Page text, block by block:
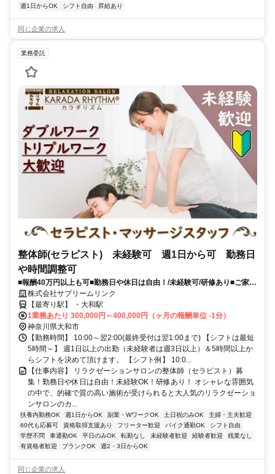
週1日からOK シフト自由 昇給あり
同じ企業の求人
業務委託
整体師(セラピスト) 未経験可 週1日から可 勤務日
や時間調整可
■報酬40万円以上も可■勤務日や休日は自由！/未経験可/研修あり■ご家族
やプライベート最優先のシフト可能
株式会社サプリームリンク
【最寄り駅】 ・大和駅
1業務あたり 300,000円～400,000円（ヶ月の報酬単位 -1分）
神奈川県大和市
【勤務時間】 10:00～翌2:00(最終受付は翌1:00まで) 【シフトは最短
5時間～】 週1日以上の出勤（未経験者は週3日以上）＆5時間以上か
らシフトを決めて頂けます。 【シフト例】 10:0...
【仕事内容】 リラクゼーションサロンの整体師（セラピスト）募
集！勤務日や休日は自由！未経験OK！研修あり！ オシャレな雰囲気
の中で、的確で質の高い施術が受けられると大人気のリラクゼーショ
ンサロンのカ...
扶養内勤務OK 週1日からOK 副業・WワークOK 土日祝のみOK
主婦・主夫歓迎
60代も応募可
資格取得支援あり フリーター歓迎 バイク通勤OK
シフト自由
学歴不問
車通勤OK 平日のみOK 転勤なし 未経験者歓迎 経験者歓迎
残業なし
有資格者歓迎
ブランクOK 週2・3日からOK
同じ企業の求人